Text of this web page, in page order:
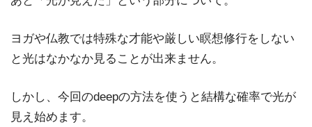
ヨガや仏教では特殊な才能や厳しい瞑想修行をしない
と光はなかなか見ることが出来ません。
しかし、今回のdeepの方法を使うと結構な確率で光が
見え始めます。